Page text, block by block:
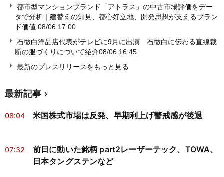
都市型マンションブランド「アトラス」の中古市場評価をデー
タで分析｜建替えの知見、都心好立地、開発思想が支えるブラン
ド価値 08/06 17:00
石徹白洋品店代表がテレビに9月に出演 石徹白に伝わる直線裁
断の服づくりについて紹介08/06 16:45
最新のプレスリリースをもっと見る
最新記事
08:04 米国株式市場は反発、早期利上げ警戒感が後退
07:32
前日に動いた銘柄 part2レーザーテック、TOWA、
日本タングステンなど